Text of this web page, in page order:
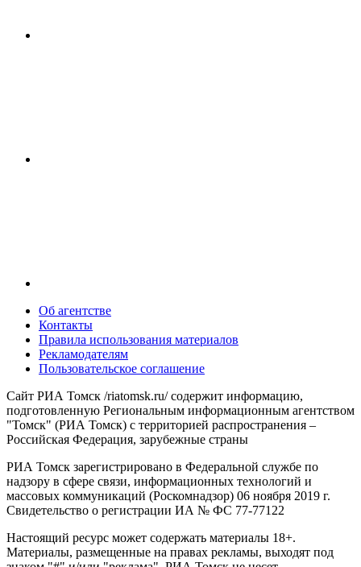
Об агентстве
Контакты
Правила использования материалов
Рекламодателям
Пользовательское соглашение
Сайт РИА Томск /riatomsk.ru/ содержит информацию,
подготовленную Региональным информационным агентством
"Томск" (РИА Томск) с территорией распространения –
Российская Федерация, зарубежные страны
РИА Томск зарегистрировано в Федеральной службе по
надзору в сфере связи, информационных технологий и
массовых коммуникаций (Роскомнадзор) 06 ноября 2019 г.
Свидетельство о регистрации ИА № ФС 77-77122
Настоящий ресурс может содержать материалы 18+.
Материалы, размещенные на правах рекламы, выходят под